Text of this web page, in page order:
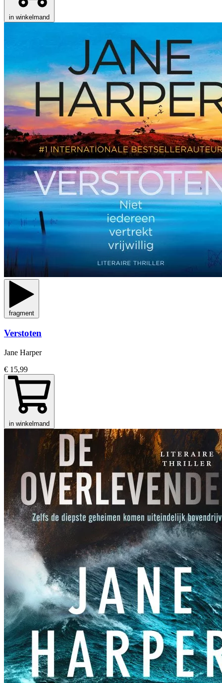
in winkelmand
fragment
Verstoten
Jane Harper
€ 15,99
in winkelmand